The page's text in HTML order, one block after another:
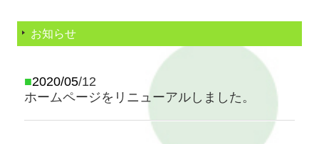
お知らせ
■2020/05/12
ホームページをリニューアルしました。